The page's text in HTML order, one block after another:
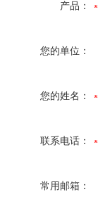
产品：
您的单位：
您的姓名：
联系电话：
常用邮箱：